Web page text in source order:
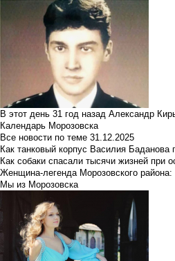
В этот день 31 год назад Александр
Календарь Морозовска
Все новости по теме 31.12.2025
Как танковый корпус Василия
Как собаки спасали тысячи жизней
Женщина-легенда Морозовского
Мы из Морозовска